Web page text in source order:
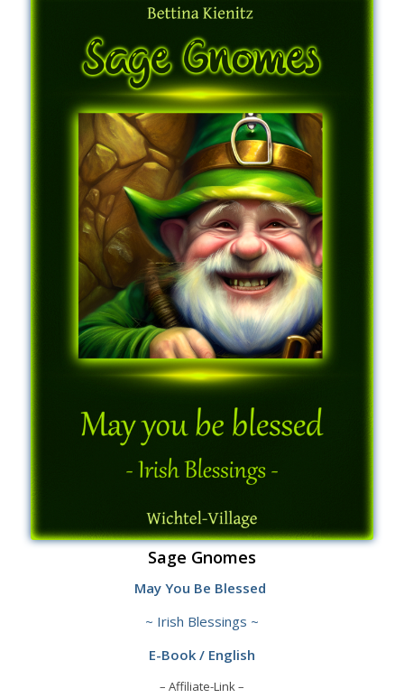
Sage Gnomes
May You Be Blessed
~ Irish Blessings ~
E-Book / English
– Affiliate-Link –